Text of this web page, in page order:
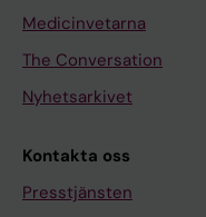
Medicinvetarna
The Conversation
Nyhetsarkivet
Kontakta oss
Presstjänsten